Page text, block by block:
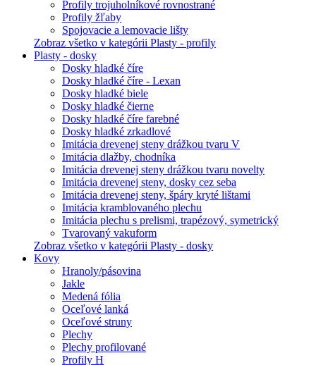
Profily trojuholníkové rovnostrané
Profily žľaby
Spojovacie a lemovacie lišty
Zobraz všetko v kategórii Plasty - profily
Plasty - dosky
Dosky hladké číre
Dosky hladké číre - Lexan
Dosky hladké biele
Dosky hladké čierne
Dosky hladké číre farebné
Dosky hladké zrkadlové
Imitácia drevenej steny drážkou tvaru V
Imitácia dlažby, chodníka
Imitácia drevenej steny drážkou tvaru novelty
Imitácia drevenej steny, dosky cez seba
Imitácia drevenej steny, špáry kryté lištami
Imitácia kramblovaného plechu
Imitácia plechu s prelismi, trapézový, symetrický
Tvarovaný vakuform
Zobraz všetko v kategórii Plasty - dosky
Kovy
Hranoly/pásovina
Jakle
Medená fólia
Oceľové lanká
Oceľové struny
Plechy
Plechy profilované
Profily H